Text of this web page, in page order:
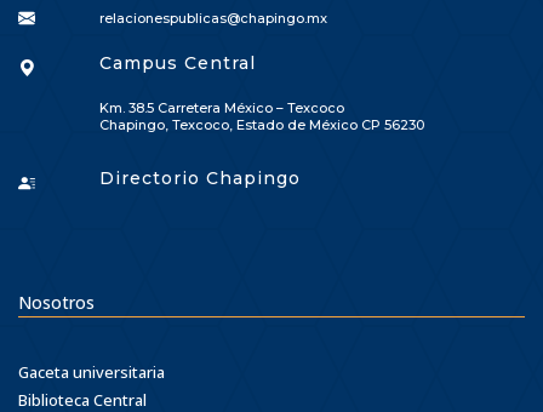
relacionespublicas@chapingo.mx
Campus Central
Km. 38.5 Carretera México – Texcoco
Chapingo, Texcoco, Estado de México CP 56230
Directorio Chapingo
Nosotros
Gaceta universitaria
Biblioteca Central